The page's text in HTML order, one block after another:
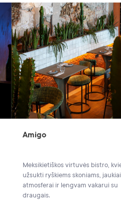
Amigo
Meksikietiškos virtuvės bistro,
užsukti ryškiems skoniams, jaukiai
atmosferai ir lengvam vakarui su
draugais.